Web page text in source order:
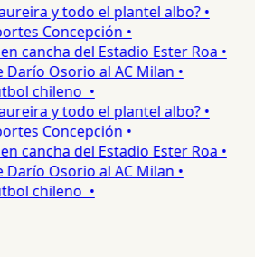
y todo el plantel albo? •
Concepción •
del Estadio Ester Roa •
Osorio al AC Milan •
chileno •
y todo el plantel albo? •
Concepción •
del Estadio Ester Roa •
Osorio al AC Milan •
chileno •